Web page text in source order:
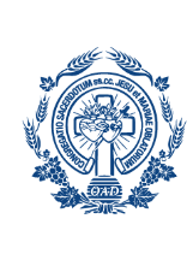
content
Portal de los
Oraciones, Música